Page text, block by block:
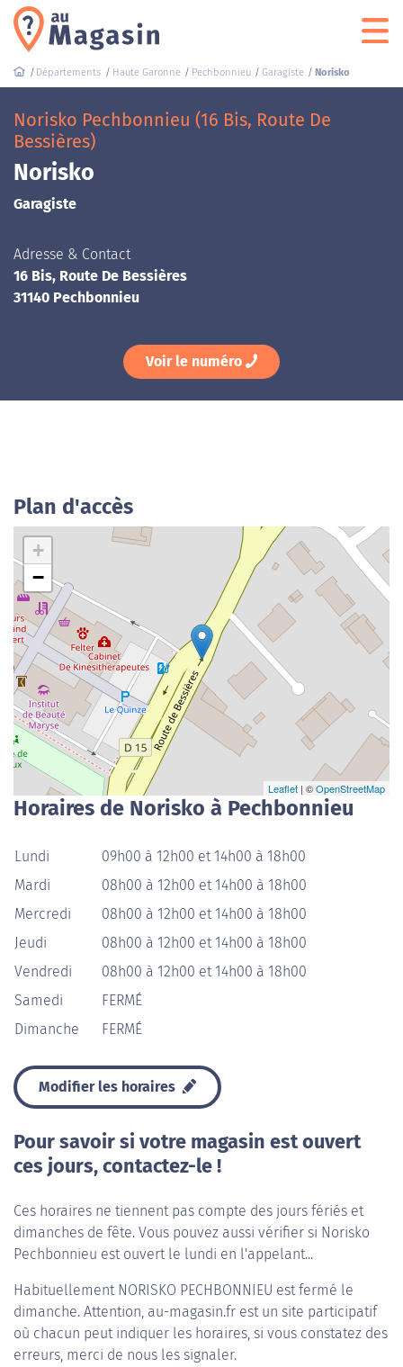
Départements Haute Garonne Pechbonnieu Garagiste Norisko
Norisko Pechbonnieu (16 Bis, Route De
Bessières)
Norisko
Garagiste
Adresse & Contact
16 Bis, Route De Bessières
31140 Pechbonnieu
Voir le numéro
Plan d'accès
+
−
Leaflet | ©OpenStreetMap
Horaires de Norisko à Pechbonnieu
Lundi
09h00 à 12h00 et 14h00 à 18h00
Mardi
08h00 à 12h00 et 14h00 à 18h00
Mercredi
08h00 à 12h00 et 14h00 à 18h00
Jeudi
08h00 à 12h00 et 14h00 à 18h00
Vendredi
08h00 à 12h00 et 14h00 à 18h00
Samedi
FERMÉ
Dimanche
FERMÉ
Modifier les horaires
Pour savoir si votre magasin est ouvert
ces jours, contactez-le !
Ces horaires ne tiennent pas compte des jours fériés et
dimanches de fête. Vous pouvez aussi vérifier si Norisko
Pechbonnieu est ouvert le lundi en l'appelant...
Habituellement NORISKO PECHBONNIEU est fermé le
dimanche. Attention, au-magasin.fr est un site participatif
où chacun peut indiquer les horaires, si vous constatez des
erreurs, merci de nous les signaler.